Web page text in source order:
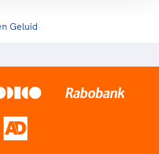
Geluid